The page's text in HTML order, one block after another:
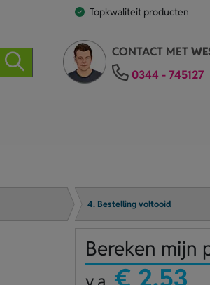
Topkwaliteit producten
CONTACT MET
0344 - 745127
4. Bestelling voltooid
Bereken mijn
€ 2.53